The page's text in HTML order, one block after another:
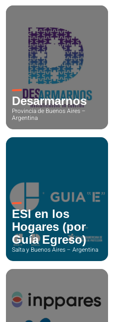
Desarmarnos
Provincia de Buenos Aires –
Argentina
ESI en los
Hogares (por
Guía Egreso)
Salta y Buenos Aires – Argentina